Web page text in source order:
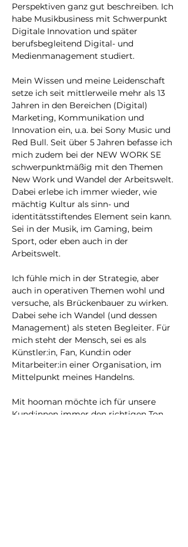
Perspektiven ganz gut beschreiben. Ich
habe Musikbusiness mit Schwerpunkt
Digitale Innovation und später
berufsbegleitend Digital- und
Medienmanagement studiert.
Mein Wissen und meine Leidenschaft
setze ich seit mittlerweile mehr als 13
Jahren in den Bereichen (Digital)
Marketing, Kommunikation und
Innovation ein, u.a. bei Sony Music und
Red Bull. Seit über 5 Jahren befasse ich
mich zudem bei der NEW WORK SE
schwerpunktmäßig mit den Themen
New Work und Wandel der Arbeitswelt.
Dabei erlebe ich immer wieder, wie
mächtig Kultur als sinn- und
identitätsstiftendes Element sein kann.
Sei in der Musik, im Gaming, beim
Sport, oder eben auch in der
Arbeitswelt.
Ich fühle mich in der Strategie, aber
auch in operativen Themen wohl und
versuche, als Brückenbauer zu wirken.
Dabei sehe ich Wandel (und dessen
Management) als steten Begleiter. Für
mich steht der Mensch, sei es als
Künstler:in, Fan, Kund:in oder
Mitarbeiter:in einer Organisation, im
Mittelpunkt meines Handelns.
Mit hooman möchte ich für unsere
Kund:innen immer den richtigen Ton